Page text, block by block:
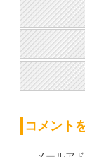
コメント